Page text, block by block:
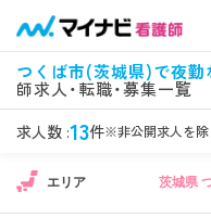
つくば市(茨城県)で夜勤
師求人・転職・募集一覧
求人数 :13件※非公開求人を除
エリアから探す
エリアから探す
関東
希望の求人条件を選
条件
資格エリア 茨城県